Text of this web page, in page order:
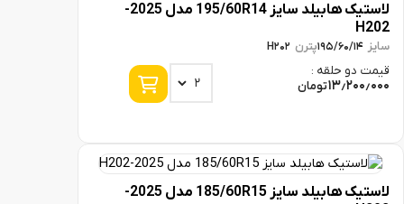
لاستیک هابیلد سایز 195/60R14 مدل 2025-
195/60/ پترن H202
حلقه :
تومان
لاستیک هابیلد سایز 185/60R15 مدل 2025-